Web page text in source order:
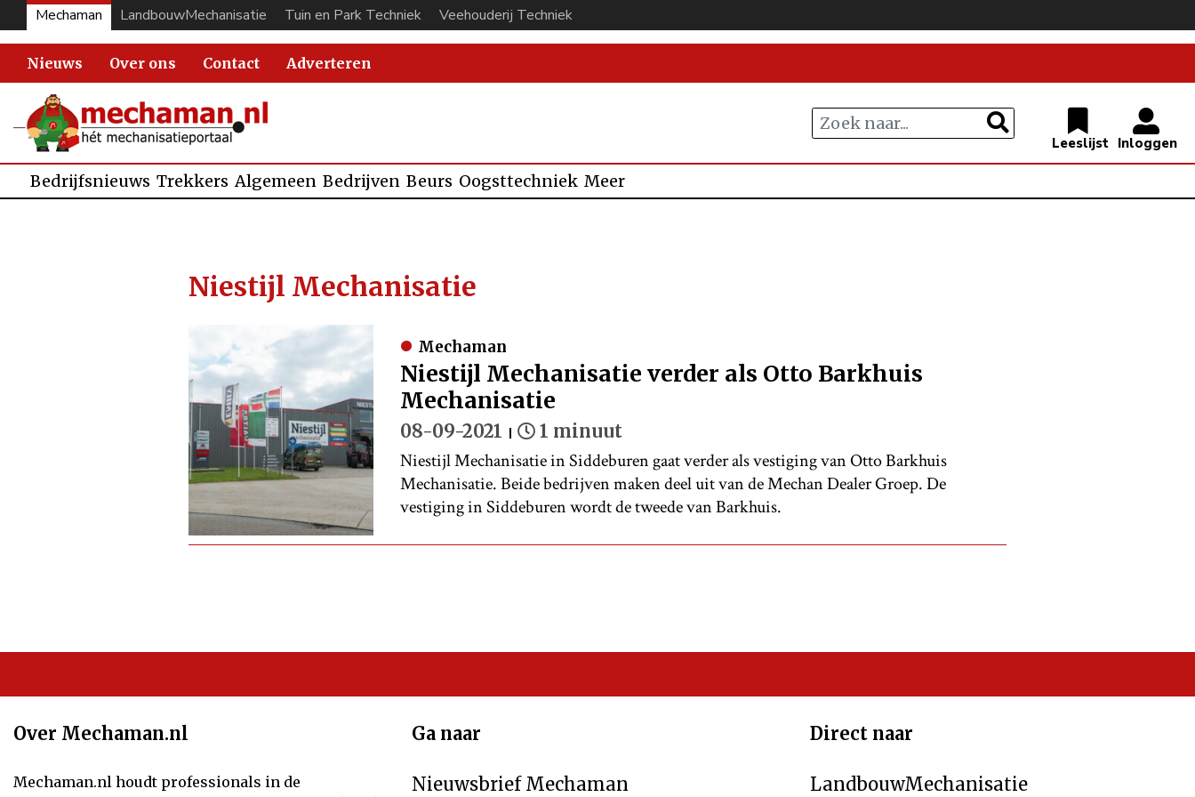
Mechaman LandbouwMechanisatie Tuin en Park Techniek Veehouderij Techniek
Nieuws Over ons Contact Adverteren
Bedrijfsnieuws Trekkers Algemeen Bedrijven Beurs Oogsttechniek Meer
Niestijl Mechanisatie
Mechaman
Niestijl Mechanisatie verder als Otto Barkhuis
Mechanisatie
08-09-2021 1 minuut
Niestijl Mechanisatie in Siddeburen gaat verder als vestiging van Otto Barkhuis
Mechanisatie. Beide bedrijven maken deel uit van de Mechan Dealer Groep. De
vestiging in Siddeburen wordt de tweede van Barkhuis.
Over Mechaman.nl
Mechaman.nl houdt professionals in de
Ga naar
Nieuwsbrief Mechaman
Direct naar
LandbouwMechanisatie